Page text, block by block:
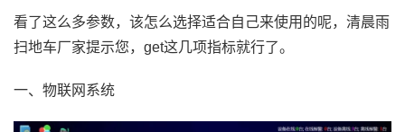
看了这么多参数，该怎么选择适合自己来使用的呢，清晨雨
扫地车厂家提示您，get这几项指标就行了。
一、物联网系统